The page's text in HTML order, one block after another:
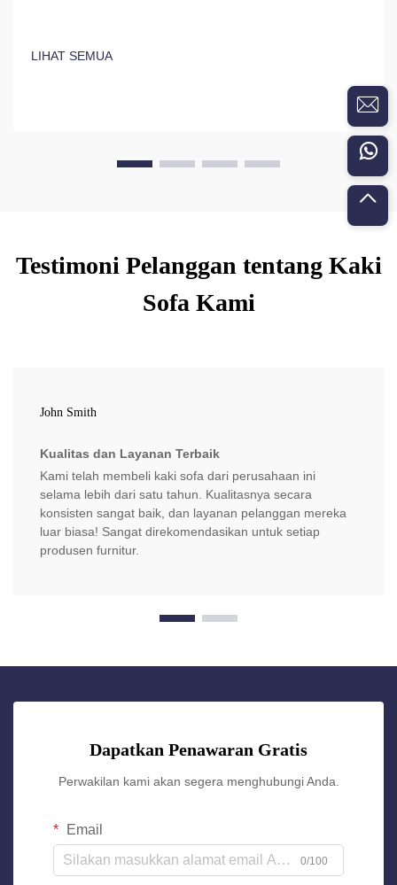
LIHAT SEMUA
Testimoni Pelanggan tentang Kaki
Sofa Kami
John Smith
Kualitas dan Layanan Terbaik
Kami telah membeli kaki sofa dari perusahaan ini
selama lebih dari satu tahun. Kualitasnya secara
konsisten sangat baik, dan layanan pelanggan mereka
luar biasa! Sangat direkomendasikan untuk setiap
produsen furnitur.
Dapatkan Penawaran Gratis
Perwakilan kami akan segera menghubungi Anda.
Email
0/100